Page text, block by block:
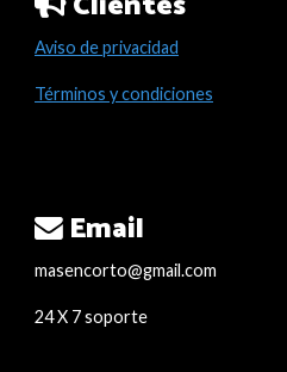
Aviso de privacidad
Términos y condiciones
Email
masencorto@gmail.com
24 X 7 soporte